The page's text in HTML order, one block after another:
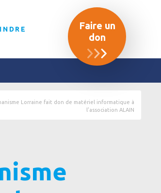
Faire un
don
Lorraine fait don de matériel informatique à
l’association ALAIN